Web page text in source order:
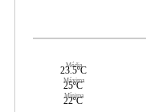
Média
23.5ºC
Máxima
25ºC
Mínima
22ºC